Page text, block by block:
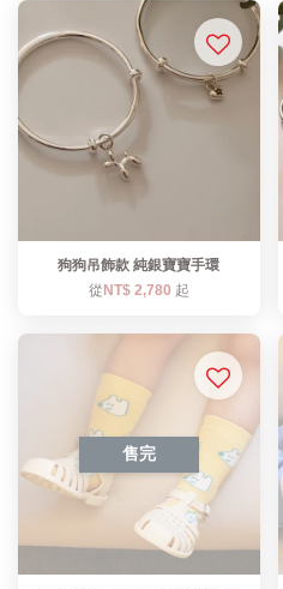
狗狗吊飾款 純銀寶寶手環
從 NT$ 2,780 起
售完